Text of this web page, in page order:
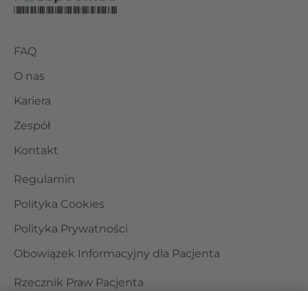
FAQ
O nas
Kariera
Zespół
Kontakt
Regulamin
Polityka Cookies
Polityka Prywatności
Obowiązek Informacyjny dla Pacjenta
Rzecznik Praw Pacjenta